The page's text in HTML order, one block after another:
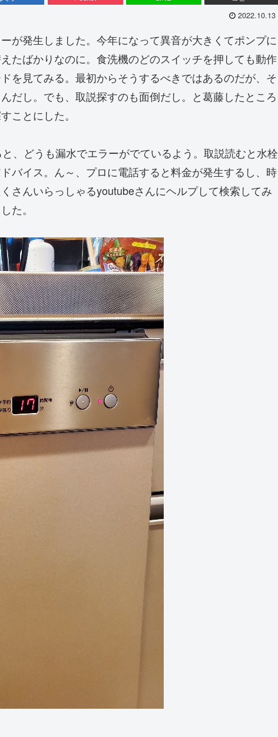
2022.10.13
が発生しました。今年になって異音が大きくてポンプに
たばかりなのに。食洗機のどのスイッチを押しても動作
を見てみる。最初からそうするべきではあるのだが、そ
だし。でも、取説探すのも面倒だし。と葛藤したところ
ことにした。
、どうも漏水でエラーがでているよう。取説読むと水栓
バイス。ん～、プロに電話すると料金が発生するし、時
さんいらっしゃるyoutubeさんにヘルプして検索してみ
た。